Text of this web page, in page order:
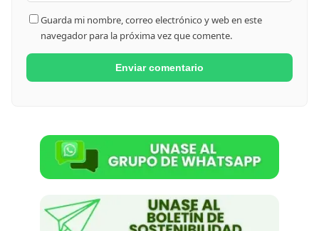
Guarda mi nombre, correo electrónico y web en este
navegador para la próxima vez que comente.